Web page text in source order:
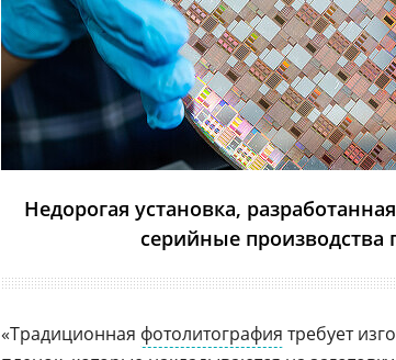
Недорогая установка,
серийные производства
«Традиционная фотолитография требует